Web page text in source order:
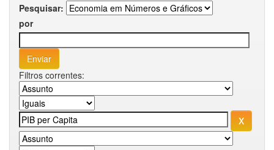
Pesquisar:
por
Filtros correntes: